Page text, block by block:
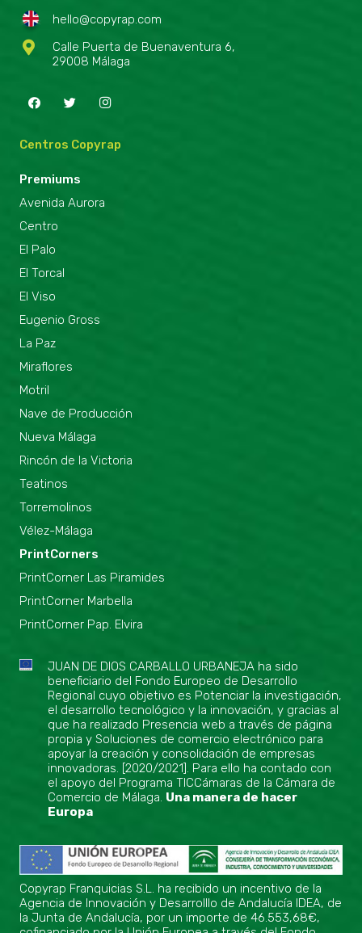
hello@copyrap.com
Calle Puerta de Buenaventura 6,
29008 Málaga
Centros Copyrap
Premiums
Avenida Aurora
Centro
El Palo
El Torcal
El Viso
Eugenio Gross
La Paz
Miraflores
Motril
Nave de Producción
Nueva Málaga
Rincón de la Victoria
Teatinos
Torremolinos
Vélez-Málaga
PrintCorners
PrintCorner Las Piramides
PrintCorner Marbella
PrintCorner Pap. Elvira
JUAN DE DIOS CARBALLO URBANEJA ha sido
beneficiario del Fondo Europeo de Desarrollo
Regional cuyo objetivo es Potenciar la investigación,
el desarrollo tecnológico y la innovación, y gracias al
que ha realizado Presencia web a través de página
propia y Soluciones de comercio electrónico para
apoyar la creación y consolidación de empresas
innovadoras. [2020/2021]. Para ello ha contado con
el apoyo del Programa TICCámaras de la Cámara de
Comercio de Málaga. Una manera de hacer
Europa
Copyrap Franquicias S.L. ha recibido un incentivo de la
Agencia de Innovación y Desarrolllo de Andalucía IDEA, de
la Junta de Andalucía, por un importe de 46.553,68€,